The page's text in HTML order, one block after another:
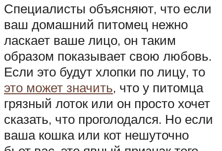
Специалисты объясняют, что если
ваш домашний питомец нежно
ласкает ваше лицо, он таким
образом показывает свою любовь.
Если это будут хлопки по лицу, то
это может значить, что у питомца
грязный лоток или он просто хочет
сказать, что проголодался. Но если
ваша кошка или кот нешуточно